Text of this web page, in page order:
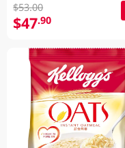
$53.00
$47.90